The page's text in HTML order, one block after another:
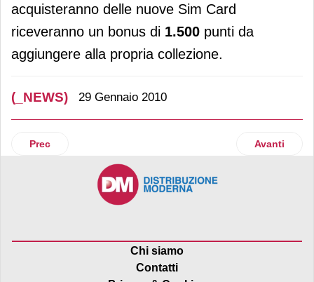
acquisteranno delle nuove Sim Card
riceveranno un bonus di 1.500 punti da
aggiungere alla propria collezione.
(_NEWS) 29 Gennaio 2010
Articolo precedente: Consumi
Prec Articolo
Avanti
Chi siamo
Contatti